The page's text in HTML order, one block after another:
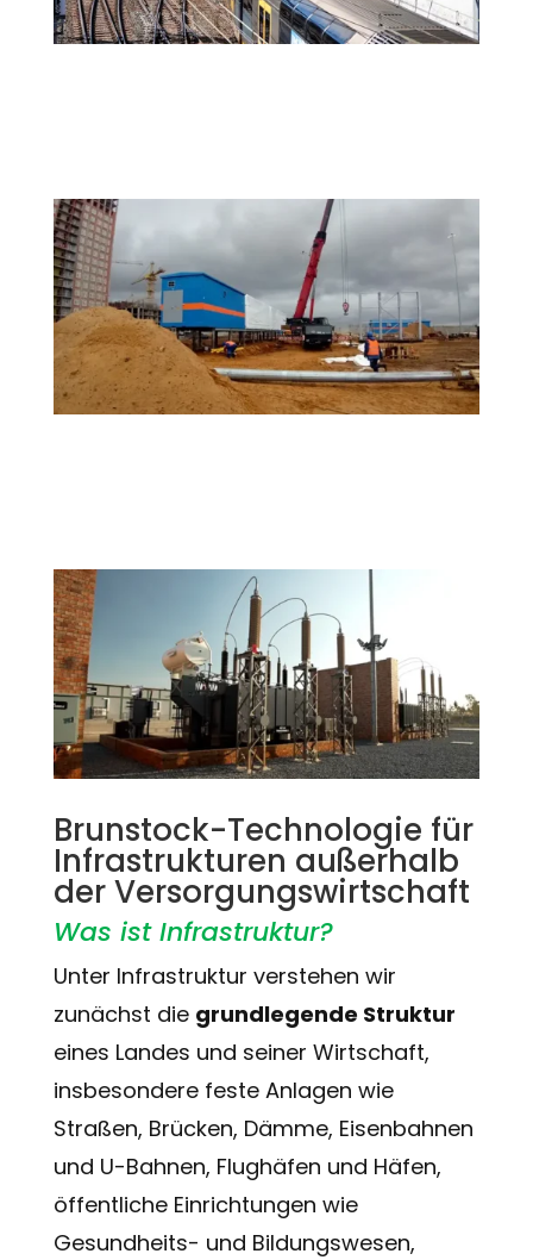
Brunstock-Technologie für
Infrastrukturen außerhalb
der Versorgungswirtschaft
Was ist Infrastruktur?
Unter Infrastruktur verstehen wir
zunächst die grundlegende Struktur
eines Landes und seiner Wirtschaft,
insbesondere feste Anlagen wie
Straßen, Brücken, Dämme, Eisenbahnen
und U-Bahnen, Flughäfen und Häfen,
öffentliche Einrichtungen wie
Gesundheits- und Bildungswesen,